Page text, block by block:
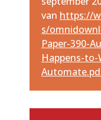
van https://
s/
Paper-390-
Happens-